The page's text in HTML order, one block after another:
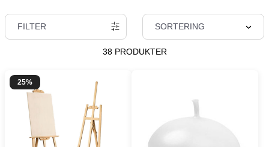
FILTER SORTERING
38 PRODUKTER
25%